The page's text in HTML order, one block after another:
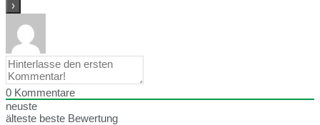
0 Kommentare
neuste
älteste beste Bewertung